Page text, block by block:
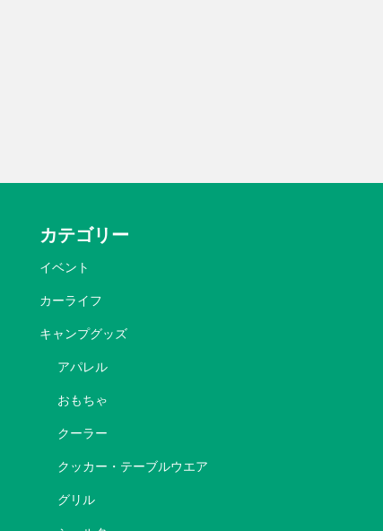
カテゴリー
イベント
カーライフ
キャンプグッズ
アパレル
おもちゃ
クーラー
クッカー・テーブルウエア
グリル